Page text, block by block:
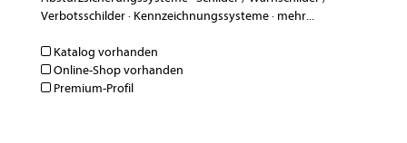
Verbotsschilder· Kennzeichnungssysteme· mehr...
Katalog vorhanden
Online-Shop vorhanden
Premium-Profil